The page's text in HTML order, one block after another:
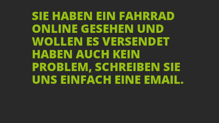
SIE HABEN EIN FAHRRAD
ONLINE GESEHEN UND
WOLLEN ES VERSENDET
HABEN AUCH KEIN
PROBLEM, SCHREIBEN SIE
UNS EINFACH EINE EMAIL.